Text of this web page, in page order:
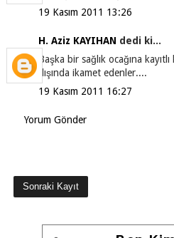
19 Kasım 2011 13:26
H. Aziz KAYIHAN dedi ki...
Başka bir sağlık ocağına
dışında ikamet edenler....
19 Kasım 2011 16:27
Yorum Gönder
Sonraki Kayıt